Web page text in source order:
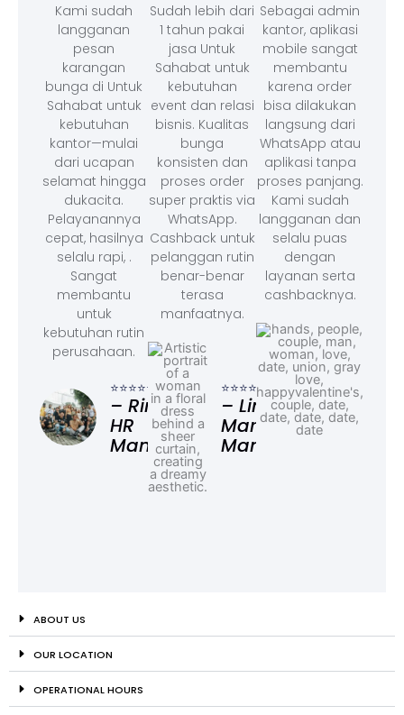
Kami sudah
langganan
pesan
karangan
bunga di Untuk
Sahabat untuk
kebutuhan
kantor—mulai
dari ucapan
selamat hingga
dukacita.
Pelayanannya
cepat, hasilnya
selalu rapi, .
Sangat
membantu
untuk
kebutuhan rutin
perusahaan.
⭐⭐⭐⭐⭐
– Rina,
HR
Manager
Sudah lebih dari
1 tahun pakai
jasa Untuk
Sahabat untuk
kebutuhan
event dan relasi
bisnis. Kualitas
bunga
konsisten dan
proses order
super praktis via
WhatsApp.
Cashback untuk
pelanggan rutin
benar-benar
terasa
manfaatnya.
⭐⭐⭐⭐⭐
– Linda,
Marketing
Manager
Sebagai admin
kantor, aplikasi
mobile sangat
membantu
karena order
bisa dilakukan
langsung dari
WhatsApp atau
aplikasi tanpa
proses panjang.
Kami sudah
langganan dan
selalu puas
dengan
layanan serta
cashbacknya.
ABOUT US
OUR LOCATION
OPERATIONAL HOURS